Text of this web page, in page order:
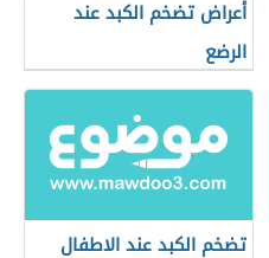
أعراض تضخم الكبد عند
الرضع
تضخم الكبد عند الاطفال